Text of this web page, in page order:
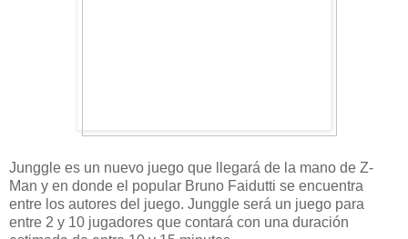
Junggle es un nuevo juego que llegará de la mano de Z-
Man y en donde el popular Bruno Faidutti se encuentra
entre los autores del juego. Junggle será un juego para
entre 2 y 10 jugadores que contará con una duración